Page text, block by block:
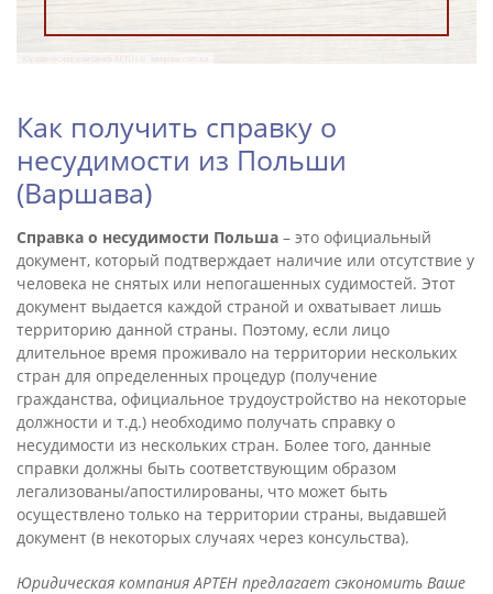
Как получить справку о
несудимости из Польши
(Варшава)
Справка о несудимости Польша – это официальный
документ, который подтверждает наличие или отсутствие у
человека не снятых или непогашенных судимостей. Этот
документ выдается каждой страной и охватывает лишь
территорию данной страны. Поэтому, если лицо
длительное время проживало на территории нескольких
стран для определенных процедур (получение
гражданства, официальное трудоустройство на некоторые
должности и т.д.) необходимо получать справку о
несудимости из нескольких стран. Более того, данные
справки должны быть соответствующим образом
легализованы/апостилированы, что может быть
осуществлено только на территории страны, выдавшей
документ (в некоторых случаях через консульства).
Юридическая компания АРТЕН предлагает сэкономить Ваше